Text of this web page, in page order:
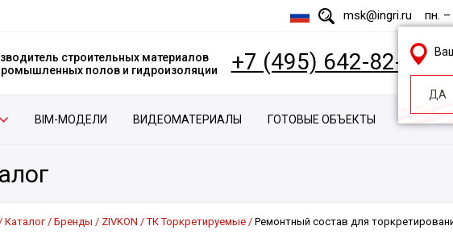
msk@ingri.ru пн. –
ДА
строительных материалов
полов и гидроизоляции
+7 (495) 642-82-62
BIM-МОДЕЛИ ВИДЕОМАТЕРИАЛЫ ГОТОВЫЕ ОБЪЕКТЫ
Каталог Бренды ZIVKON ТК Торкретируемые Ремонтный состав для